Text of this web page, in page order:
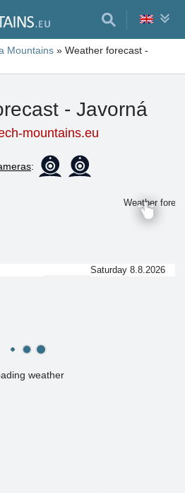
Mountains » Weather forecast -
- Javorná
mountains.eu
:
weather
Saturday 8.8.2026